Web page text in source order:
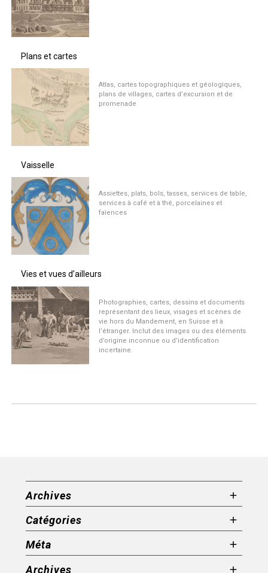
Plans et cartes
Atlas, cartes topographiques et géologiques,
plans de villages, cartes d’excursion et de
promenade
Vaisselle
Assiettes, plats, bols, tasses, services de table,
services à café et à thé, porcelaines et
faïences
Vies et vues d’ailleurs
Photographies, cartes, dessins et documents
représentant des lieux, visages et scènes de
vie hors du Mandement, en Suisse et à
l’étranger. Inclut des images ou des éléments
d’origine inconnue ou d’identification
incertaine.
Archives
Catégories
Méta
Archives